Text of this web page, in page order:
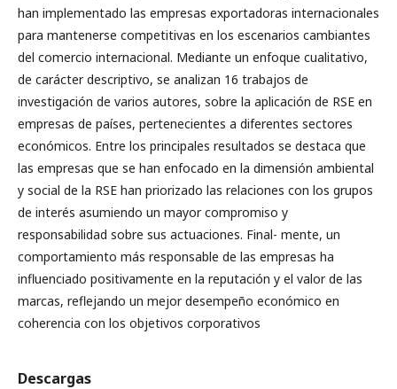
han implementado las empresas exportadoras internacionales
para mantenerse competitivas en los escenarios cambiantes
del comercio internacional. Mediante un enfoque cualitativo,
de carácter descriptivo, se analizan 16 trabajos de
investigación de varios autores, sobre la aplicación de RSE en
empresas de países, pertenecientes a diferentes sectores
económicos. Entre los principales resultados se destaca que
las empresas que se han enfocado en la dimensión ambiental
y social de la RSE han priorizado las relaciones con los grupos
de interés asumiendo un mayor compromiso y
responsabilidad sobre sus actuaciones. Final- mente, un
comportamiento más responsable de las empresas ha
influenciado positivamente en la reputación y el valor de las
marcas, reflejando un mejor desempeño económico en
coherencia con los objetivos corporativos
Descargas